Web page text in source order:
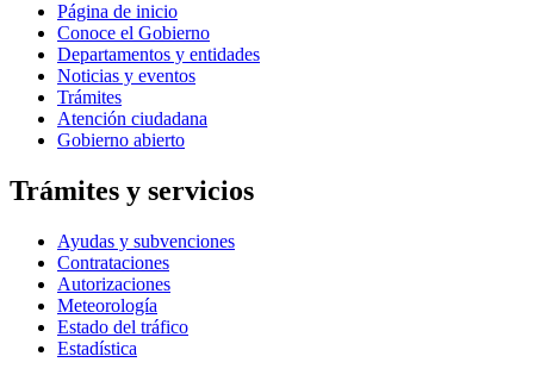
Página de inicio
Conoce el Gobierno
Departamentos y entidades
Noticias y eventos
Trámites
Atención ciudadana
Gobierno abierto
Trámites y servicios
Ayudas y subvenciones
Contrataciones
Autorizaciones
Meteorología
Estado del tráfico
Estadística